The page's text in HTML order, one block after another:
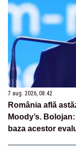
7 aug. 2026, 08:42
România află
Moody’s.
baza acestor